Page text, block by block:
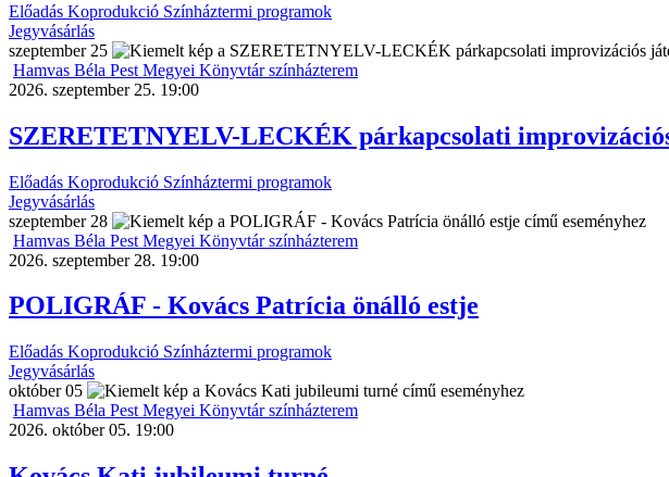
Előadás Koprodukció Színháztermi programok
Jegyvásárlás
szeptember 25
Hamvas Béla Pest Megyei Könyvtár színházterem
2026. szeptember 25. 19:00
SZERETETNYELV-LECKÉK párkapcsolati
Előadás Koprodukció Színháztermi programok
Jegyvásárlás
szeptember 28
Hamvas Béla Pest Megyei Könyvtár színházterem
2026. szeptember 28. 19:00
POLIGRÁF - Kovács Patrícia önálló estje
Előadás Koprodukció Színháztermi programok
Jegyvásárlás
október 05
Hamvas Béla Pest Megyei Könyvtár színházterem
2026. október 05. 19:00